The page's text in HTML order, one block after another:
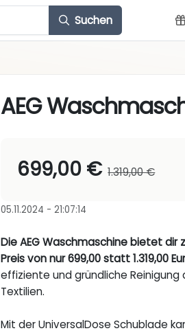
Suchen
AEG
699,00 € 1.319,00 €
05.11.2024 - 21:07:14
Die AEG Waschmaschine bietet
Preis von nur 699,00 statt 1.319,00
effiziente und gründliche
Textilien.
Mit der UniversalDose Schublade